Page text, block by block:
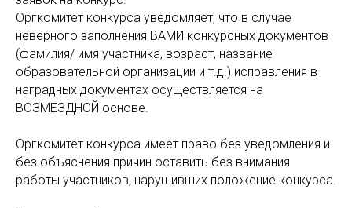
Оргкомитет конкурса уведомляет, что в случае
неверного заполнения ВАМИ конкурсных документов
(фамилия/ имя участника, возраст, название
образовательной организации и т.д.) исправления в
наградных документах осуществляется на
ВОЗМЕЗДНОЙ основе.
Оргкомитет конкурса имеет право без уведомления и
без объяснения причин оставить без внимания
работы участников, нарушивших положение конкурса.